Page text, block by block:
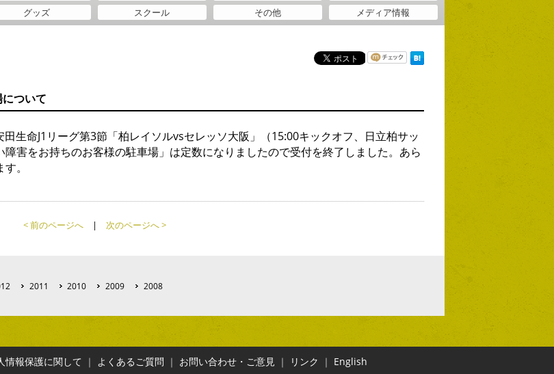
グッズ スクール その他 メディア情報
ついて
生命J1リーグ第3節「柏レイソルvsセレッソ大阪」（15:00キックオフ、日立柏サッ
害をお持ちのお客様の駐車場」は定数になりましたので受付を終了しました。あら
。
< 前のページへ | 次のページへ >
2011 2010 2009
2008
情報保護に関して ｜ よくあるご質問 ｜ お問い合わせ・ご意見｜ リンク ｜ English